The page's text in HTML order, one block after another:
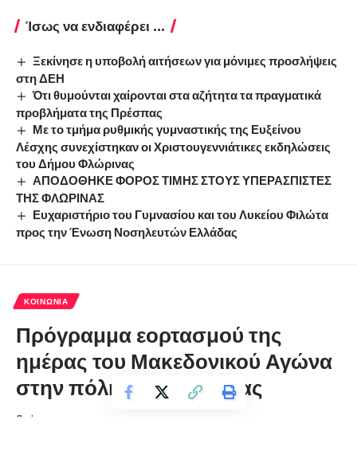
Ίσως να ενδιαφέρει ...
Ξεκίνησε η υποβολή αιτήσεων για μόνιμες προσλήψεις
στη ΔΕΗ
Ότι θυμούνται χαίρονται στα αζήτητα τα πραγματικά
προβλήματα της Πρέσπας
Με το τμήμα ρυθμικής γυμναστικής της Ευξείνου
Λέσχης συνεχίστηκαν οι Χριστουγεννιάτικες εκδηλώσεις
του Δήμου Φλώρινας
ΑΠΟΔΟΘΗΚΕ ΦΟΡΟΣ ΤΙΜΗΣ ΣΤΟΥΣ ΥΠΕΡΑΣΠΙΣΤΕΣ
ΤΗΣ ΦΛΩΡΙΝΑΣ
Ευχαριστήριο του Γυμνασίου και του Λυκείου Φιλώτα
προς την Ένωση Νοσηλευτών Ελλάδας
ΚΟΙΝΩΝΊΑ
Πρόγραμμα εορτασμού της
ημέρας του Μακεδονικού Αγώνα
στην πόλη της Φλώρινας
florinapress.gr